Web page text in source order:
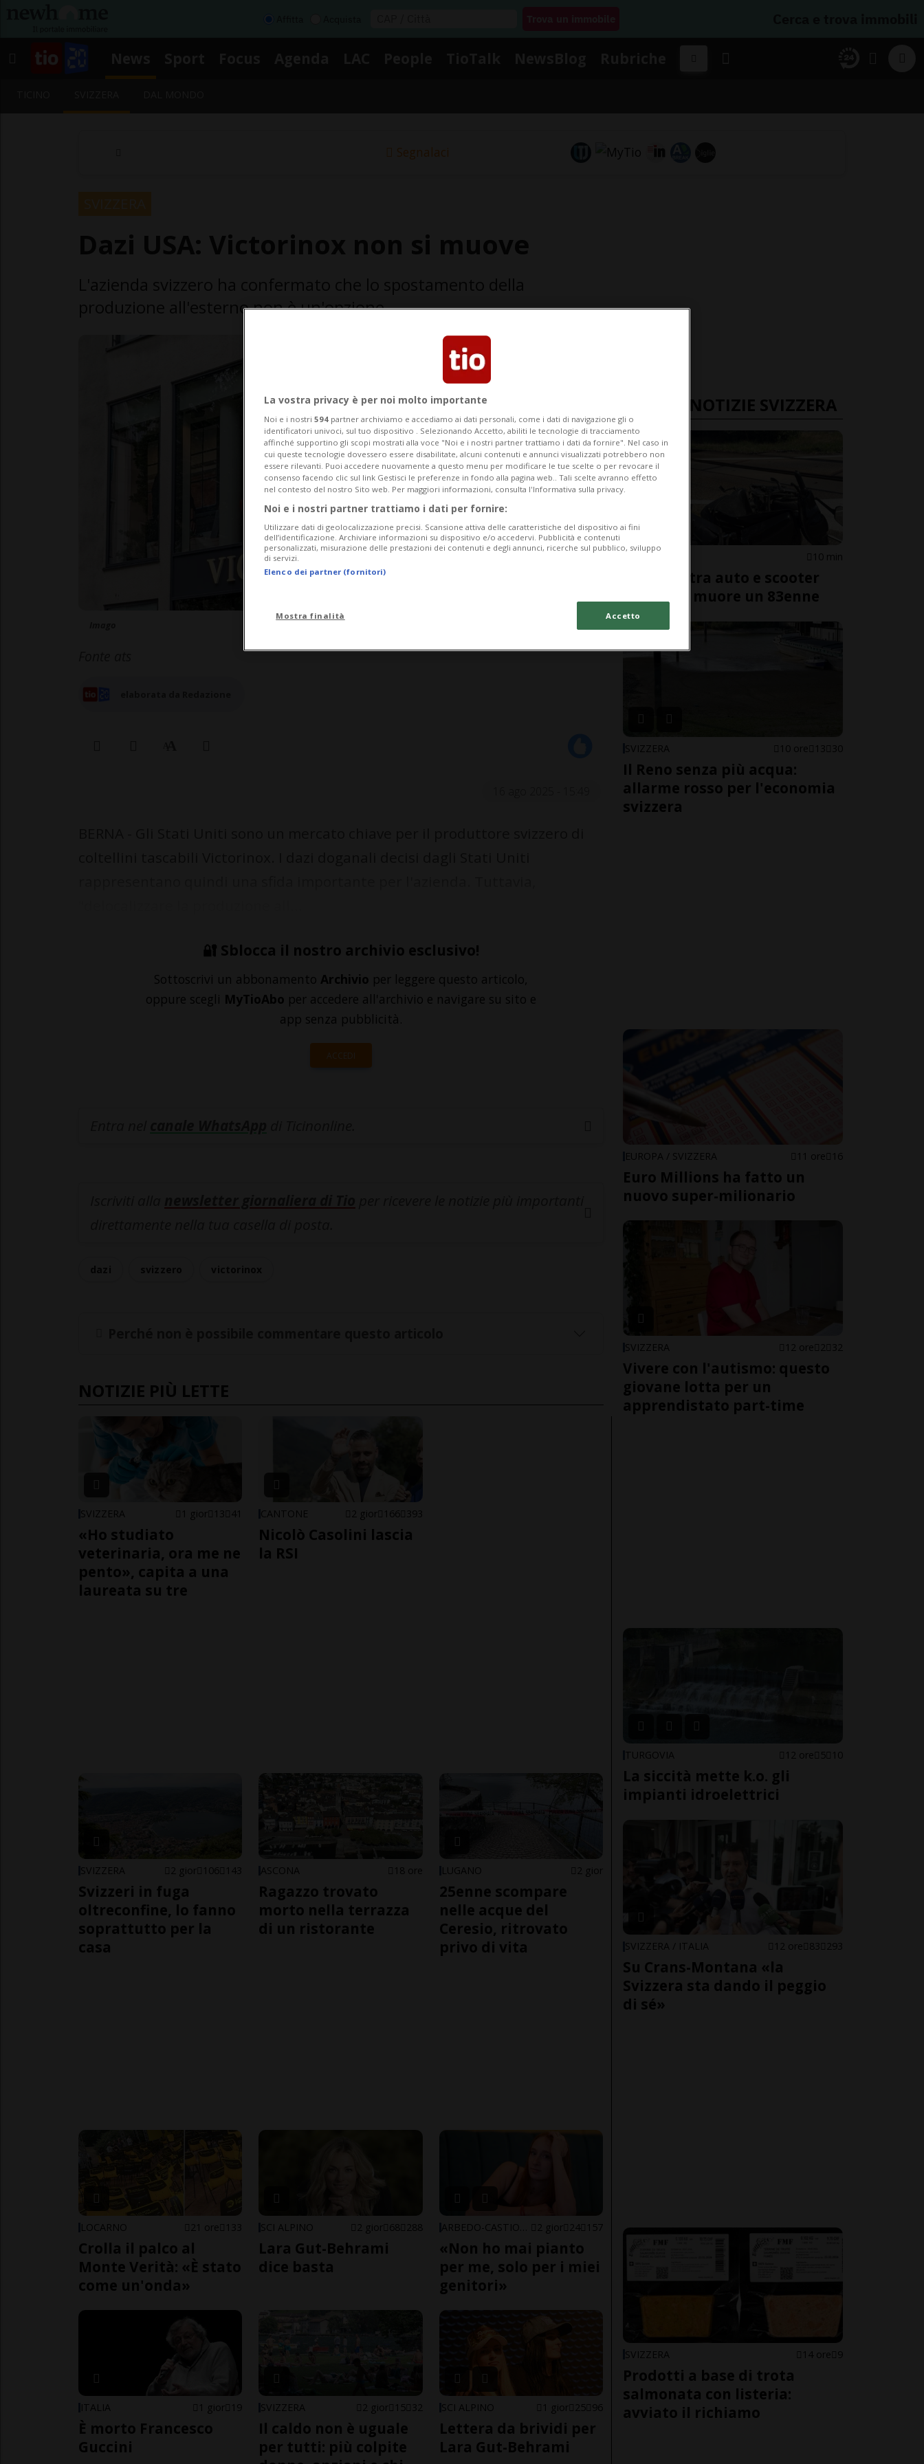
Segnalaci
produzione all'esterno non è un'opzione.
🔐 Sblocca il nostro archivio esclusivo!
Sottoscrivi un abbonamento Archivio per leggere questo articolo,
oppure scegli MyTioAbo per accedere all'archivio e navigare su sito e
app senza pubblicità.
ACCEDI
NOTIZIE PIÙ LETTE
SVIZZERA 1 gior 13 41
«Ho studiato
veterinaria, ora me ne
pento», capita a una
laureata su tre
CANTONE 2 gior 166 393
Nicolò Casolini lascia
la RSI
SVIZZERA 2 gior 106 143
Svizzeri in fuga
oltreconfine, lo fanno
soprattutto per la
casa
ASCONA 18 ore
Ragazzo trovato
morto nella terrazza
di un ristorante
LUGANO 2 gior
25enne scompare
nelle acque del
Ceresio, ritrovato
privo di vita
LOCARNO 21 ore 133
Crolla il palco al
Monte Verità: «È stato
come un'onda»
SCI ALPINO 2 gior 68 288
Lara Gut-Behrami
dice basta
2 gior 24 157
«Non ho mai pianto
per me, solo per i miei
genitori»
ITALIA 1 gior 19
È morto Francesco
Guccini
SVIZZERA 2 gior 15 32
Il caldo non è uguale
per tutti: più colpite
SCI ALPINO 1 gior 25 96
Lettera da brividi per
Lara Gut-Behrami
ULTIME NOTIZIE SVIZZERA
ARGOVIA 10 min
Frontale tra auto e scooter
elettrico: muore un 83enne
SVIZZERA 10 ore 13 30
Il Reno senza più acqua:
allarme rosso per l'economia
svizzera
EUROPA / SVIZZERA 11 ore 16
Euro Millions ha fatto un
nuovo super-milionario
SVIZZERA 12 ore 2 32
Vivere con l'autismo: questo
giovane lotta per un
apprendistato part-time
TURGOVIA 12 ore 5 10
La siccità mette k.o. gli
impianti idroelettrici
SVIZZERA / ITALIA 12 ore 83 293
Su Crans-Montana «la
Svizzera sta dando il peggio
di sé»
SVIZZERA 14 ore 9
Prodotti a base di trota
salmonata con listeria:
avviato il richiamo
La vostra privacy è per noi molto importante
Noi e i nostri 594 partner archiviamo e accediamo ai dati personali, come i dati di navigazione gli o
identificatori univoci, sul tuo dispositivo . Selezionando Accetto, abiliti le tecnologie di tracciamento
affinché supportino gli scopi mostrati alla voce "Noi e i nostri partner trattiamo i dati da fornire". Nel caso in
cui queste tecnologie dovessero essere disabilitate, alcuni contenuti e annunci visualizzati potrebbero non
essere rilevanti. Puoi accedere nuovamente a questo menu per modificare le tue scelte o per revocare il
consenso facendo clic sul link Gestisci le preferenze in fondo alla pagina web.. Tali scelte avranno effetto
nel contesto del nostro Sito web. Per maggiori informazioni, consulta l'Informativa sulla privacy.
Noi e i nostri partner trattiamo i dati per fornire:
Utilizzare dati di geolocalizzazione precisi. Scansione attiva delle caratteristiche del dispositivo ai fini
dell’identificazione. Archiviare informazioni su dispositivo e/o accedervi. Pubblicità e contenuti
personalizzati, misurazione delle prestazioni dei contenuti e degli annunci, ricerche sul pubblico, sviluppo
di servizi.
Elenco dei partner (fornitori)
Mostra finalità Accetto